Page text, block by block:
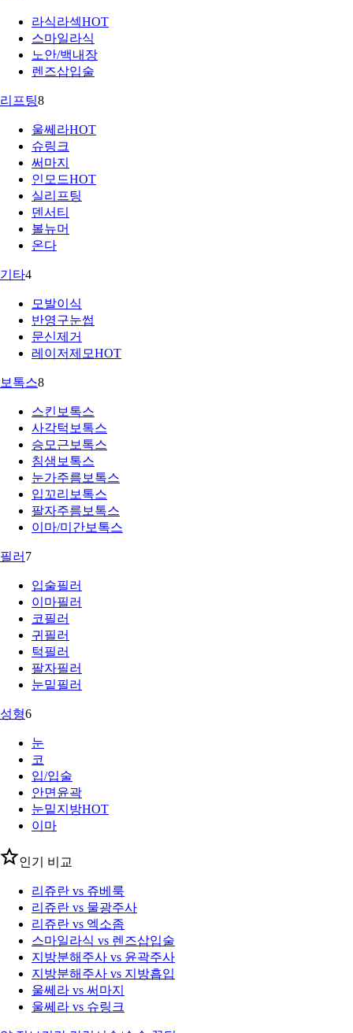
라식라섹HOT
스마일라식
노안/백내장
렌즈삽입술
리프팅8
울쎄라HOT
슈링크
써마지
인모드HOT
실리프팅
덴서티
볼뉴머
온다
기타4
모발이식
반영구눈썹
문신제거
레이저제모HOT
보톡스8
스킨보톡스
사각턱보톡스
승모근보톡스
침샘보톡스
눈가주름보톡스
입꼬리보톡스
팔자주름보톡스
이마/미간보톡스
필러 7
입술필러
이마필러
코필러
귀필러
턱필러
팔자필러
눈밑필러
성형6
눈
코
입/입술
안면윤곽
눈밑지방HOT
이마
인기 비교
리쥬란 vs 쥬베룩
리쥬란 vs 물광주사
리쥬란 vs 엑소좀
스마일라식 vs 렌즈삽입술
지방분해주사 vs 윤곽주사
지방분해주사 vs 지방흡입
울쎄라 vs 써마지
울쎄라 vs 슈링크